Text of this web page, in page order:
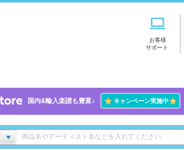
お客様
サポート
国内&輸入楽譜も豊富♪ ★キャンペーン実施中★